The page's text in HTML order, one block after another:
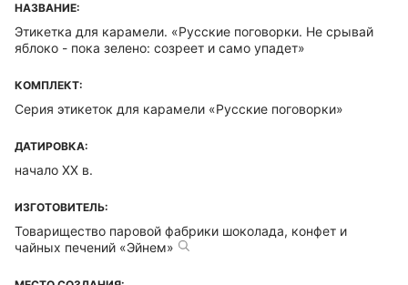
НАЗВАНИЕ:
Этикетка для карамели. «Русские поговорки. Не срывай
яблоко - пока зелено: созреет и само упадет»
КОМПЛЕКТ:
Серия этикеток для карамели «Русские поговорки»
ДАТИРОВКА:
начало ХХ в.
ИЗГОТОВИТЕЛЬ:
Товарищество паровой фабрики шоколада, конфет и
чайных печений «Эйнем»